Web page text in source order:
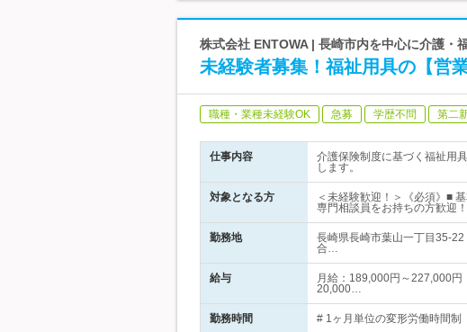
株式会社 ENTOWA | 長崎市内を中心に介護・
未経験者募集！福祉用具の【営
職種・業種未経験OK 急募 学歴不問 第二
仕事内容
介護保険制度に基づく福祉用
します。
対象となる方
＜未経験歓迎！＞《必須》■
専門相談員をお持ちの方歓迎！
勤務地
長崎県長崎市葉山一丁目35-
合…
給与
月給：189,000円～227,000
20,000…
勤務時間 # 1ヶ月単位の変形労働時間